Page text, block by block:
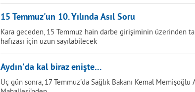
15 Temmuz'un 10. Yılında Asıl Soru
Kara geceden, 15 Temmuz hain darbe girişiminin üzerinden
hafızası için uzun sayılabilecek
Aydın'da kal biraz enişte…
Üç gün sonra, 17 Temmuz'da Sağlık Bakanı Kemal Memişoğlu